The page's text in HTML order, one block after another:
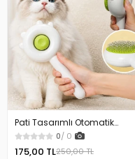
Pati Tasarımlı Otomatik
Temizlenen Evcil Hayvan
Fırçası
0/ 0
175,00 TL250,00 TL